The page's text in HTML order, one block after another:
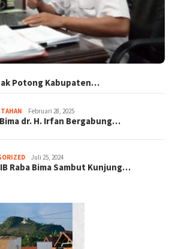
Potong Kabupaten…
Februari 28, 2025
dr. H. Irfan Bergabung…
Juli 25, 2024
Raba Bima Sambut Kunjung…